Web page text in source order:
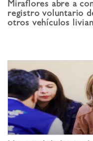
Miraflores abre a
registro voluntario
otros vehículos